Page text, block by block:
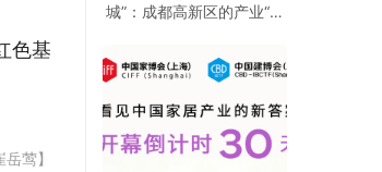
色基
莺】
城”：成都高新区的产业“进